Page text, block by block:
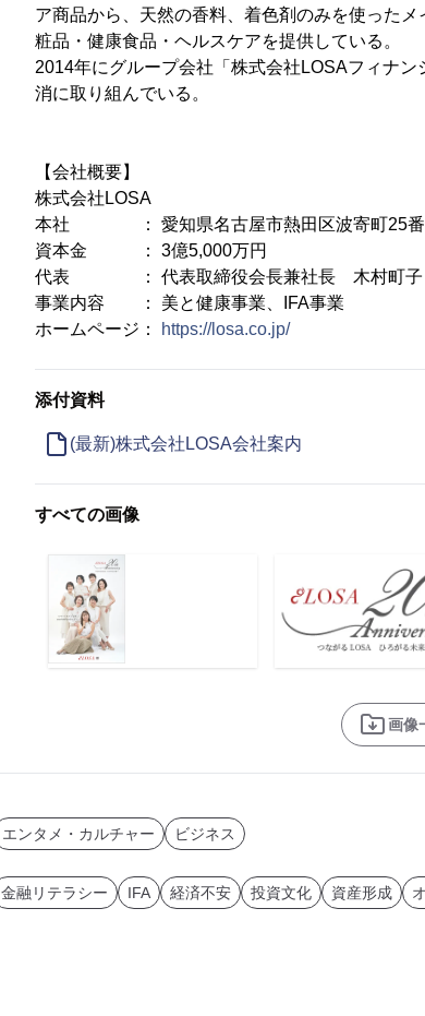
ア商品から、天然の香料、着色剤のみを使った
粧品・健康食品・ヘルスケアを提供している。
2014年にグループ会社「株式会社LOSAフィナ
消に取り組んでいる。
【会社概要】
株式会社LOSA
本社 ： 愛知県名古屋市熱田区波寄町25番1
資本金 ： 3億5,000万円
代表 ： 代表取締役会長兼社長 木村町子
事業内容 ： 美と健康事業、IFA事業
ホームページ：
https://losa.co.jp/
添付資料
(最新)株式会社LOSA会社案内
すべての画像
画像
エンタメ・カルチャー ビジネス
金融リテラシー IFA 経済不安 投資文化 資産形成